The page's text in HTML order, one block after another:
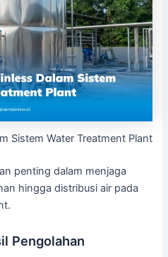
Sistem Water Treatment Plant
penting dalam menjaga
hingga distribusi air pada
Pengolahan